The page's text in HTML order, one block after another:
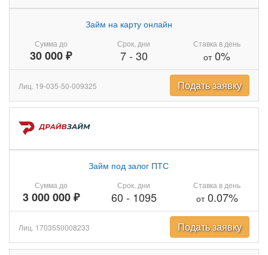
Сумма до
30 000 ₽
Займ на карту онлайн
Срок, дни
7- 30
Ставка в день
от0%
Лиц. 19-035-50-009325 Подать заявку
Сумма до
3 000 000 ₽
Займ под залог ПТС
Срок, дни
60 - 1095
Ставка в день
от0.07%
Лиц. 1703550008233 Подать заявку